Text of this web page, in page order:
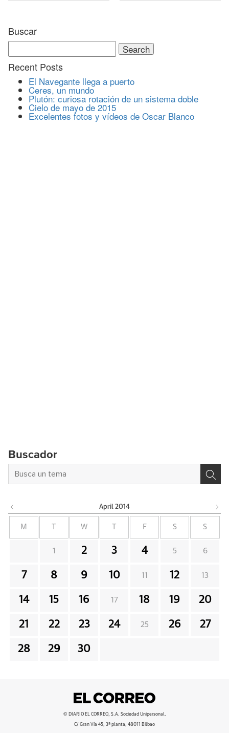
Buscar
Search
for:
Recent Posts
El Navegante llega a puerto
Ceres, un mundo
Plutón: curiosa rotación de un sistema doble
Cielo de mayo de 2015
Excelentes fotos y vídeos de Oscar Blanco
Buscador
April 2014
M W F S S
1 2 3 4 5 6
7 8 9 10 11 12 13
14 15 16 17 18 19 20
21 22 23 24 25 26 27
28 29 30
© DIARIO EL CORREO, S.A. Sociedad Unipersonal.
C/ Gran Vía 45, 3ª planta, 48011 Bilbao